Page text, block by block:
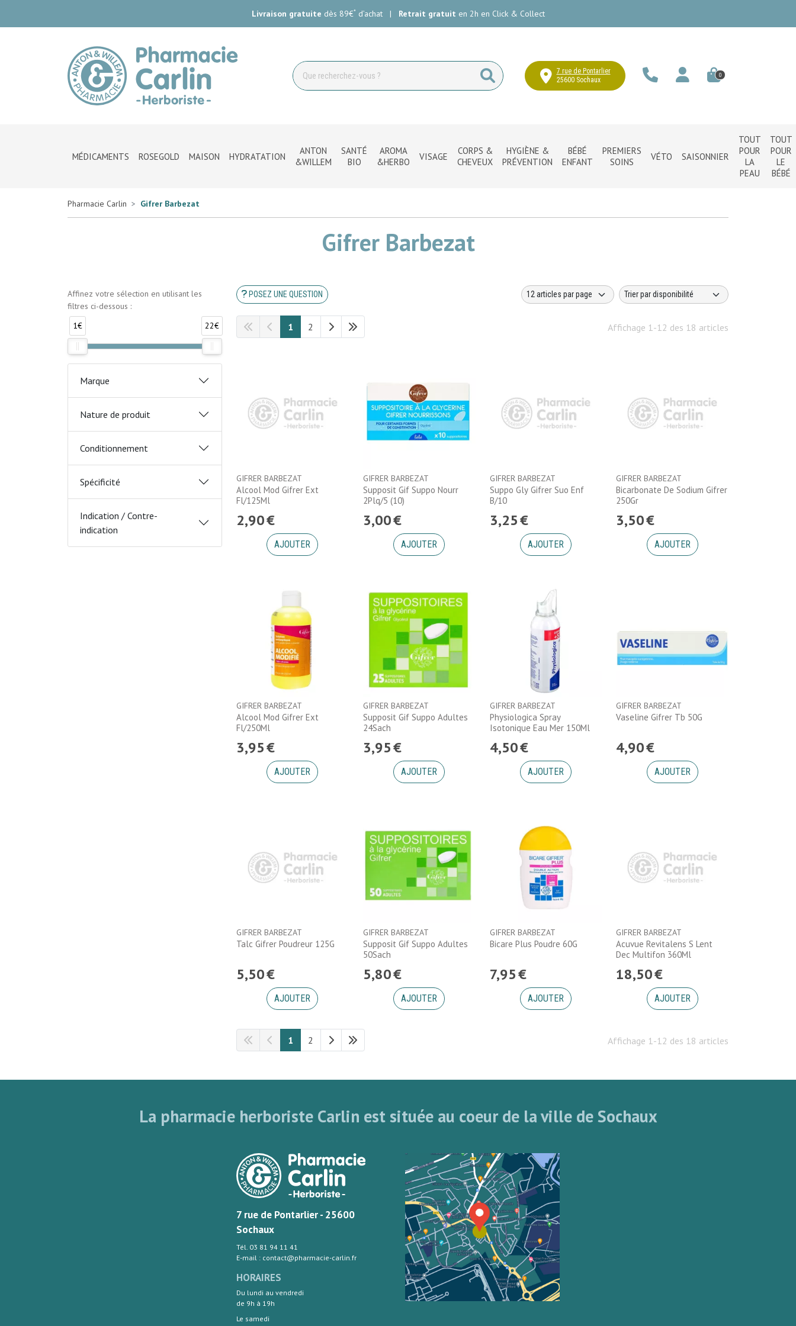
Livraison gratuite dès 89€*d’achat | Retrait gratuit en 2h en Click & Collect
Pharmacie Carlin Votre pharmacie en ligne à votre service
7 rue de Pontarlier
25600 Sochaux
0
MÉDICAMENTS ROSEGOLD MAISON HYDRATATION
ANTON
&WILLEM
SANTÉ
BIO
AROMA
&HERBO
VISAGE
CORPS &
CHEVEUX
HYGIÈNE &
PRÉVENTION
BÉBÉ
ENFANT
PREMIERS
SOINS
VÉTO SAISONNIER
TOUT
POUR
LA
PEAU
TOUT
POUR
LE
BÉBÉ
Pharmacie Carlin Gifrer Barbezat
Gifrer Barbezat
POSEZ UNE QUESTION
Affichage 1-12 des 18 articles
1 2
GIFRER BARBEZAT
Alcool Mod Gifrer Ext
Fl/125Ml
2,90€
AJOUTER
GIFRER BARBEZAT
Supposit Gif Suppo Nourr
2Plq/5 (10)
3,00€
AJOUTER
GIFRER BARBEZAT
Suppo Gly Gifrer Suo Enf
B/10
3,25€
AJOUTER
GIFRER BARBEZAT
Bicarbonate De Sodium Gifrer
250Gr
3,50€
AJOUTER
GIFRER BARBEZAT
Alcool Mod Gifrer Ext
Fl/250Ml
3,95€
AJOUTER
GIFRER BARBEZAT
Supposit Gif Suppo Adultes
24Sach
3,95€
AJOUTER
GIFRER BARBEZAT
Physiologica Spray
Isotonique Eau Mer 150Ml
4,50€
AJOUTER
GIFRER BARBEZAT
Vaseline Gifrer Tb 50G
4,90€
AJOUTER
GIFRER BARBEZAT
Talc Gifrer Poudreur 125G
5,50€
AJOUTER
GIFRER BARBEZAT
Supposit Gif Suppo Adultes
50Sach
5,80€
AJOUTER
GIFRER BARBEZAT
Bicare Plus Poudre 60G
7,95€
AJOUTER
GIFRER BARBEZAT
Acuvue Revitalens S Lent
Dec Multifon 360Ml
18,50€
AJOUTER
Affichage 1-12 des 18 articles
1 2
Affinez votre sélection en utilisant les
filtres ci-dessous :
1€
22€
Marque
Nature de produit
Conditionnement
Spécificité
Indication / Contre-
indication
La pharmacie herboriste Carlin est située au coeur de la ville de Sochaux
7 rue de Pontarlier - 25600
Sochaux
Tél. 03 81 94 11 41
E-mail : contact@pharmacie-carlin.fr
HORAIRES
Du lundi au vendredi
de 9h à 19h
Le samedi